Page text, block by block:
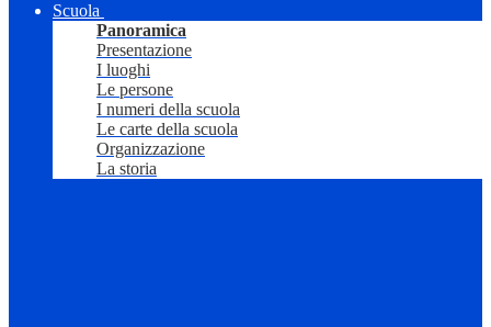
Scuola
Panoramica
Presentazione
I luoghi
Le persone
I numeri della scuola
Le carte della scuola
Organizzazione
La storia